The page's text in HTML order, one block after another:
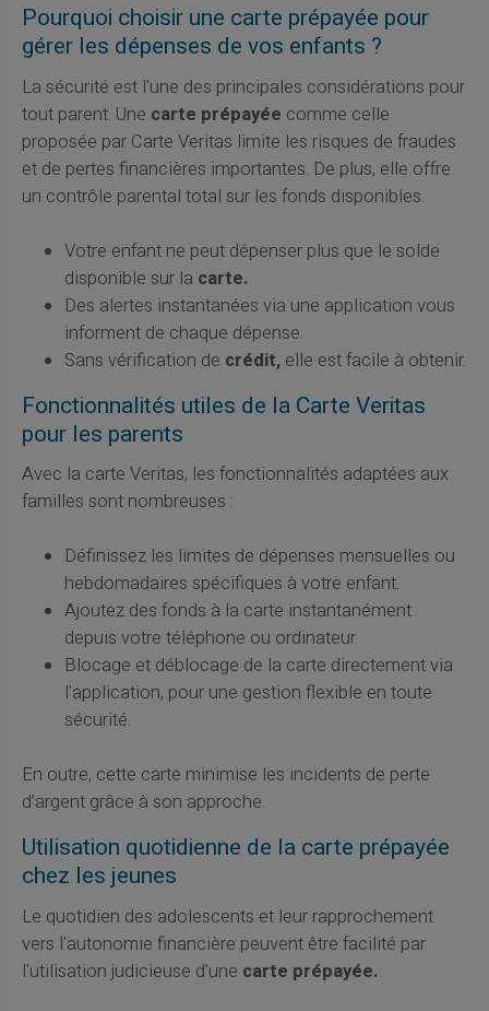
Pourquoi choisir une carte prépayée pour
gérer les dépenses de vos enfants ?
La sécurité est l'une des principales considérations pour
tout parent. Une carte prépayée comme celle
proposée par Carte Veritas limite les risques de fraudes
et de pertes financières importantes. De plus, elle offre
un contrôle parental total sur les fonds disponibles.
Votre enfant ne peut dépenser plus que le solde
disponible sur la carte.
Des alertes instantanées via une application vous
informent de chaque dépense.
Sans vérification de crédit, elle est facile à obtenir.
Fonctionnalités utiles de la Carte Veritas
pour les parents
Avec la carte Veritas, les fonctionnalités adaptées aux
familles sont nombreuses :
Définissez les limites de dépenses mensuelles ou
hebdomadaires spécifiques à votre enfant.
Ajoutez des fonds à la carte instantanément
depuis votre téléphone ou ordinateur.
Blocage et déblocage de la carte directement via
l'application, pour une gestion flexible en toute
sécurité.
En outre, cette carte minimise les incidents de perte
d’argent grâce à son approche.
Utilisation quotidienne de la carte prépayée
chez les jeunes
Le quotidien des adolescents et leur rapprochement
vers l'autonomie financière peuvent être facilité par
l'utilisation judicieuse d'une carte prépayée.